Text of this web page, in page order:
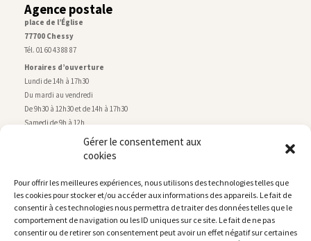
Gérer le consentement aux
cookies
Pour offrir les meilleures expériences, nous utilisons des technologies telles que
les cookies pour stocker et/ou accéder aux informations des appareils. Le fait de
consentir à ces technologies nous permettra de traiter des données telles que le
comportement de navigation ou les ID uniques sur ce site. Le fait de ne pas
consentir ou de retirer son consentement peut avoir un effet négatif sur certaines
Agence postale
place de l’Église
77700 Chessy
Tél. 01 60 43 88 87
Horaires d’ouverture
Lundi de 14h à 17h30
Du mardi au vendredi
De 9h30 à 12h30 et de 14h à 17h30
Samedi de 9h à 12h
Service technique
rue de Montry–77700 Chessy
Tél. 01 60 43 52 63
Horaires d’ouverture
Lundi, mardi et jeudi